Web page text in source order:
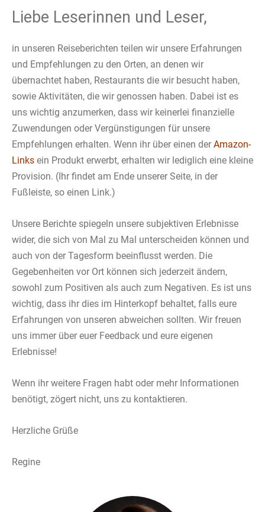
Liebe Leserinnen und Leser,
in unseren Reiseberichten teilen wir unsere Erfahrungen
und Empfehlungen zu den Orten, an denen wir
übernachtet haben, Restaurants die wir besucht haben,
sowie Aktivitäten, die wir genossen haben. Dabei ist es
uns wichtig anzumerken, dass wir keinerlei finanzielle
Zuwendungen oder Vergünstigungen für unsere
Empfehlungen erhalten. Wenn ihr über einen der Amazon-
Links ein Produkt erwerbt, erhalten wir lediglich eine kleine
Provision. (Ihr findet am Ende unserer Seite, in der
Fußleiste, so einen Link.)
Unsere Berichte spiegeln unsere subjektiven Erlebnisse
wider, die sich von Mal zu Mal unterscheiden können und
auch von der Tagesform beeinflusst werden. Die
Gegebenheiten vor Ort können sich jederzeit ändern,
sowohl zum Positiven als auch zum Negativen. Es ist uns
wichtig, dass ihr dies im Hinterkopf behaltet, falls eure
Erfahrungen von unseren abweichen sollten. Wir freuen
uns immer über euer Feedback und eure eigenen
Erlebnisse!
Wenn ihr weitere Fragen habt oder mehr Informationen
benötigt, zögert nicht, uns zu kontaktieren.
Herzliche Grüße
Regine